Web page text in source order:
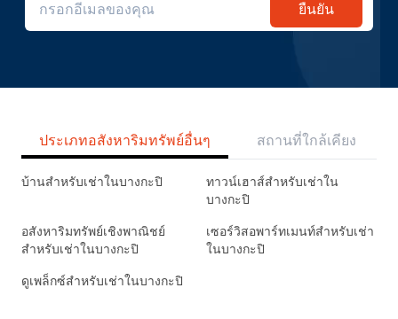
ยืนยัน
ประเภทอสังหาริมทรัพย์อื่นๆ สถานที่ใกล้เคียง
บ้านสำหรับเช่าในบางกะปิ
ทาวน์เฮาส์สำหรับเช่าใน
บางกะปิ
อสังหาริมทรัพย์เชิงพาณิชย์
สำหรับเช่าในบางกะปิ
เซอร์วิสอพาร์ทเมนท์สำหรับเช่า
ในบางกะปิ
ดูเพล็กซ์สำหรับเช่าในบางกะปิ